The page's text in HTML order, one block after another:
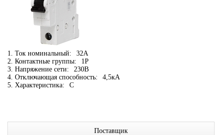
1. Ток номинальный:
32А
2. Контактные группы:
1P
3. Напряжение сети:
230В
4. Отключающая способность:
4,5кА
5. Характеристика:
C
Поставщик